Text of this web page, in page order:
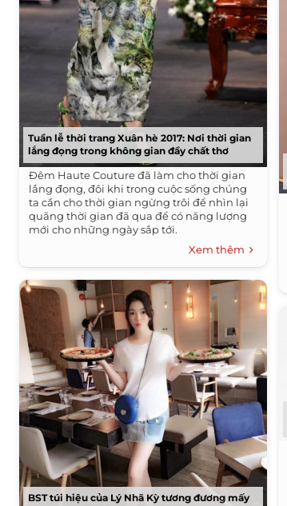
Tuần lễ thời trang Xuân hè 2017: Nơi thời gian
lắng đọng trong không gian đầy chất thơ
Đêm Haute Couture đã làm cho thời gian
lắng đọng, đôi khi trong cuộc sống chúng
ta cần cho thời gian ngừng trôi để nhìn lại
quãng thời gian đã qua để có năng lượng
mới cho những ngày sắp tới.
Xem thêm
BST túi hiệu của Lý Nhã Kỳ tương đương mấy